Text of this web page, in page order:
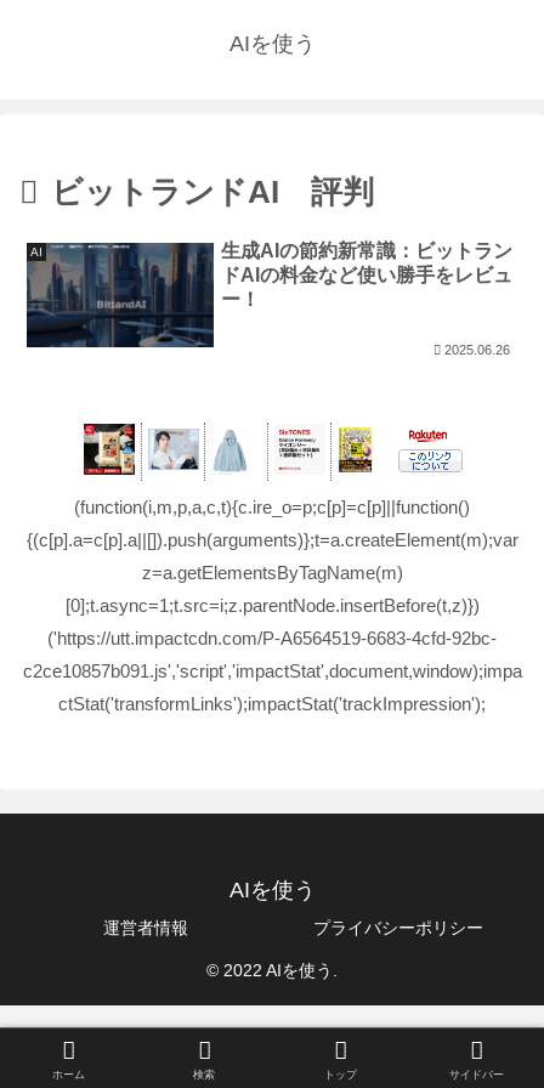
AIを使う
ビットランドAI 評判
AI
生成AIの節約新常識：ビットラン
ドAIの料金など使い勝手をレビュ
ー！
2025.06.26
(function(i,m,p,a,c,t){c.ire_o=p;c[p]=c[p]||function()
{(c[p].a=c[p].a||[]).push(arguments)};t=a.createElement(m);var
z=a.getElementsByTagName(m)
[0];t.async=1;t.src=i;z.parentNode.insertBefore(t,z)})
('https://utt.impactcdn.com/P-A6564519-6683-4cfd-92bc-
c2ce10857b091.js','script','impactStat',document,window);impa
ctStat('transformLinks');impactStat('trackImpression');
AIを使う
運営者情報 プライバシーポリシー
© 2022 AIを使う.
ホーム 検索 トップ サイドバー